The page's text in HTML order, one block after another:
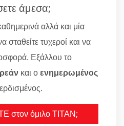
άμεσα;
αλλά και μία
τυχεροί και να
Εξάλλου το
και οενημερωμένος
στον όμιλο ΤΙΤΑΝ;